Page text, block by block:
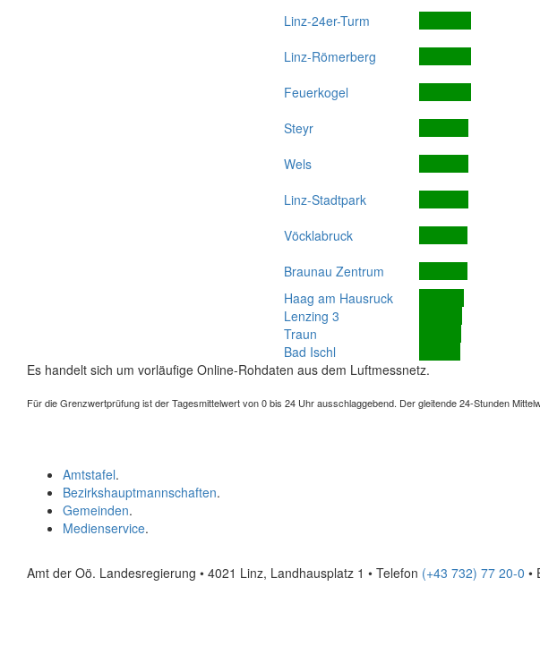
Linz-24er-Turm
Linz-Römerberg
Feuerkogel
Steyr
Wels
Linz-Stadtpark
Vöcklabruck
Braunau Zentrum
Haag am Hausruck
Lenzing 3
Traun
Bad Ischl
Es handelt sich um vorläufige Online-Rohdaten aus dem Luftmessnetz.
Für die Grenzwertprüfung ist der Tagesmittelwert von 0 bis 24 Uhr ausschlaggebend. Der gleitende 24-Stunden
Amtstafel.
Bezirkshauptmannschaften.
Gemeinden.
Medienservice.
Amt der Oö. Landesregierung • 4021 Linz, Landhausplatz 1 • Telefon (+43 732) 77 20-0 •